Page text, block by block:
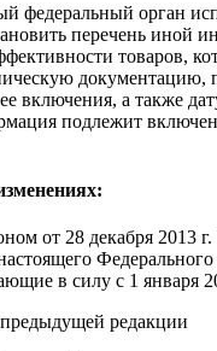
федеральный орган
перечень иной
товаров,
документацию,
включения, а также
подлежит
от 28 декабря 2013
в силу с 1 января
редакции